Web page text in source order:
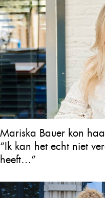
Mariska Bauer kon
“Ik kan het echt niet
heeft…”